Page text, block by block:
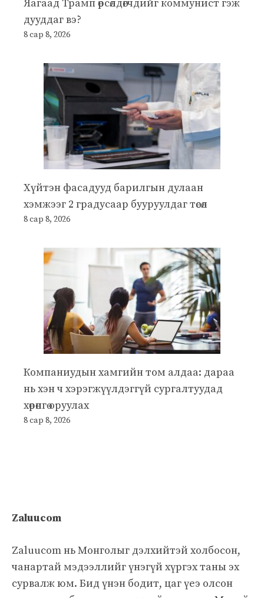
Яагаад Трамп өрсөлдөгчдийг коммунист гэж
дууддаг вэ?
8 сар 8, 2026
Хүйтэн фасадууд барилгын дулаан
хэмжээг 2 градусаар бууруулдаг төсөл
8 сар 8, 2026
Компаниудын хамгийн том алдаа: дараа
нь хэн ч хэрэгжүүлдэггүй сургалтуудад
хөрөнгө оруулах
8 сар 8, 2026
Zaluucom
Zaluucom нь Монголыг дэлхийтэй холбосон,
чанартай мэдээллийг үнэгүй хүргэх таны эх
сурвалж юм. Бид үнэн бодит, цаг үеэ олсон